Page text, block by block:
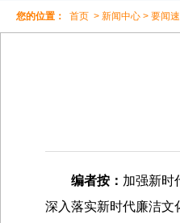
您的位置： 首页 > 新闻中心 > 要闻
编者按： 加强新时
深入落实新时代廉洁文